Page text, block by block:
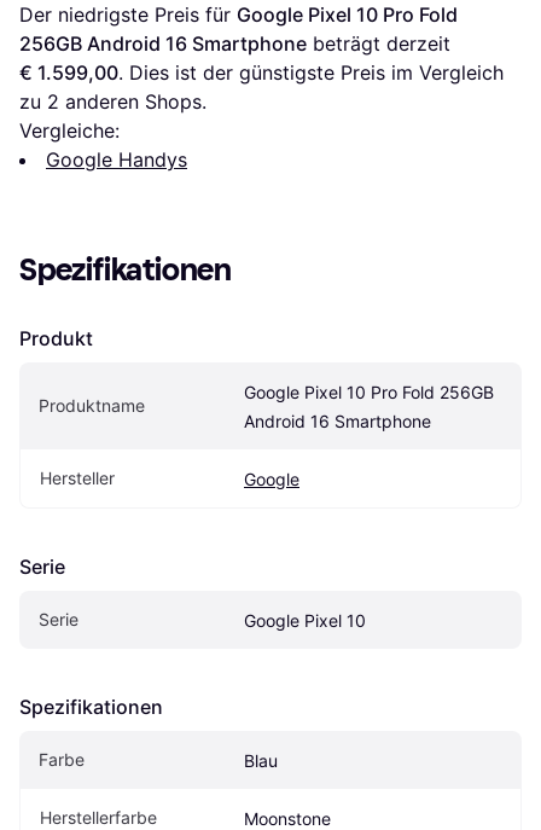
Der niedrigste Preis für Google Pixel 10 Pro Fold
256GB Android 16 Smartphone
€ 1.599,00. Dies ist der günstigste Preis im Vergleich
zu 2 anderen Shops.
Vergleiche:
Google Handys
Spezifikationen
Produkt
Produktname
Google Pixel 10 Pro Fold 256GB
Android 16 Smartphone
Hersteller Google
Serie
Serie Google Pixel 10
Spezifikationen
Farbe Blau
Herstellerfarbe Moonstone